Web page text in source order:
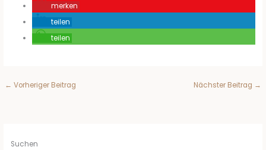
merken
teilen
teilen
← Vorheriger Beitrag Nächster Beitrag →
Suchen